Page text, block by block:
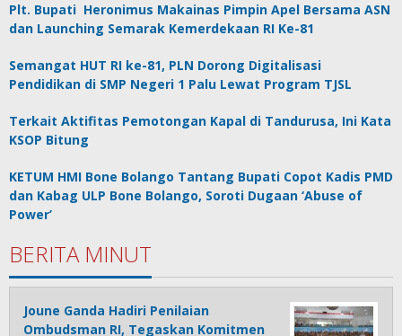
Plt. Bupati Heronimus Makainas Pimpin Apel Bersama ASN
dan Launching Semarak Kemerdekaan RI Ke-81
Semangat HUT RI ke-81, PLN Dorong Digitalisasi
Pendidikan di SMP Negeri 1 Palu Lewat Program TJSL
Terkait Aktifitas Pemotongan Kapal di Tandurusa, Ini Kata
KSOP Bitung
KETUM HMI Bone Bolango Tantang Bupati Copot Kadis PMD
dan Kabag ULP Bone Bolango, Soroti Dugaan ‘Abuse of
Power’
BERITA MINUT
Joune Ganda Hadiri Penilaian
Ombudsman RI, Tegaskan Komitmen